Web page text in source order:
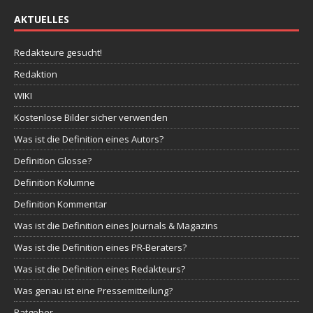
AKTUELLES
Redakteure gesucht!
Redaktion
WIKI
Kostenlose Bilder sicher verwenden
Was ist die Definition eines Autors?
Definition Glosse?
Definition Kolumne
Definition Kommentar
Was ist die Definition eines Journals & Magazins
Was ist die Definition eines PR-Beraters?
Was ist die Definition eines Redakteurs?
Was genau ist eine Pressemitteilung?